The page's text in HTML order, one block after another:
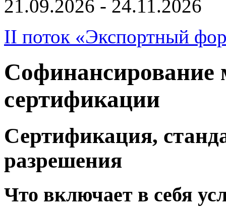
21.09.2026 - 24.11.2026
II поток «Экспортный
Софинансирование
сертификации
Сертификация,
разрешения
Что включает в себя